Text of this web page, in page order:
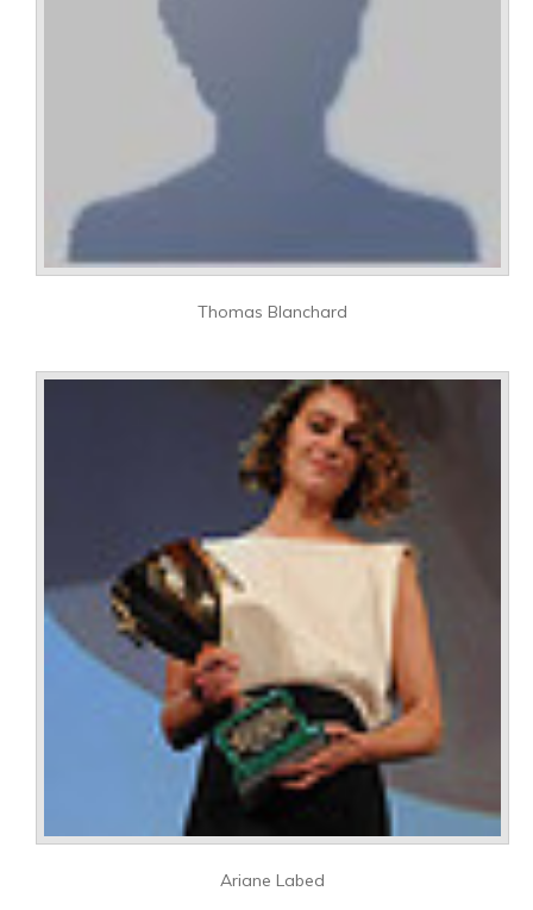
Thomas Blanchard
Ariane Labed